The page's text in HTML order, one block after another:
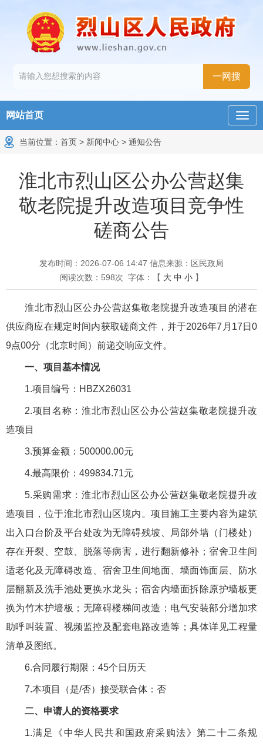
网站首页
当前位置： 首页 > 新闻中心 > 通知公告
淮北市烈山区公办公营赵集
敬老院提升改造项目竞争性
磋商公告
发布时间：2026-07-06 14:47 信息来源：区民政局
阅读次数： 598次 字体：【 大 中 小 】
淮北市烈山区公办公营赵集敬老院提升改造项目的潜在
供应商应在规定时间内获取磋商文件，并于2026年7月17日0
9点00分（北京时间）前递交响应文件。
一、项目基本情况
1.项目编号：HBZX26031
2.项目名称：淮北市烈山区公办公营赵集敬老院提升改
造项目
3.预算金额：500000.00元
4.最高限价：499834.71元
5.采购需求：淮北市烈山区公办公营赵集敬老院提升改
造项目，位于淮北市烈山区境内。项目施工主要内容为建筑
出入口台阶及平台处改为无障碍残坡、局部外墙（门楼处）
存在开裂、空鼓、脱落等病害，进行翻新修补；宿舍卫生间
适老化及无障碍改造、宿舍卫生间地面、墙面饰面层、防水
层翻新及洗手池处更换水龙头；宿舍内墙面拆除原护墙板更
换为竹木护墙板；无障碍楼梯间改造；电气安装部分增加求
助呼叫装置、视频监控及配套电路改造等；具体详见工程量
清单及图纸。
6.合同履行期限：45个日历天
7.本项目（是/否）接受联合体：否
二、申请人的资格要求
1.满足《中华人民共和国政府采购法》第二十二条规